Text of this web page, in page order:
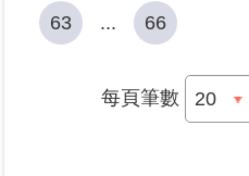
63 ... 66
每頁筆數